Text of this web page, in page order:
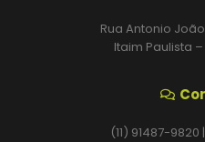
Rua Antonio
Itaim Paulista
(11) 91487-9820